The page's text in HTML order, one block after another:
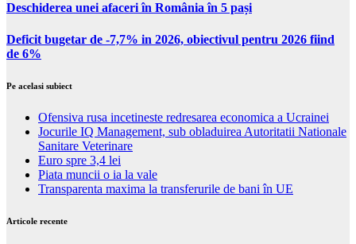
Deschiderea unei afaceri în România în 5 pași
Deficit bugetar de -7,7% in 2026, obiectivul pentru 2026 fiind
de 6%
Pe acelasi subiect
Ofensiva rusa incetineste redresarea economica a Ucrainei
Jocurile IQ Management, sub obladuirea Autoritatii Nationale
Sanitare Veterinare
Euro spre 3,4 lei
Piata muncii o ia la vale
Transparenta maxima la transferurile de bani în UE
Articole recente